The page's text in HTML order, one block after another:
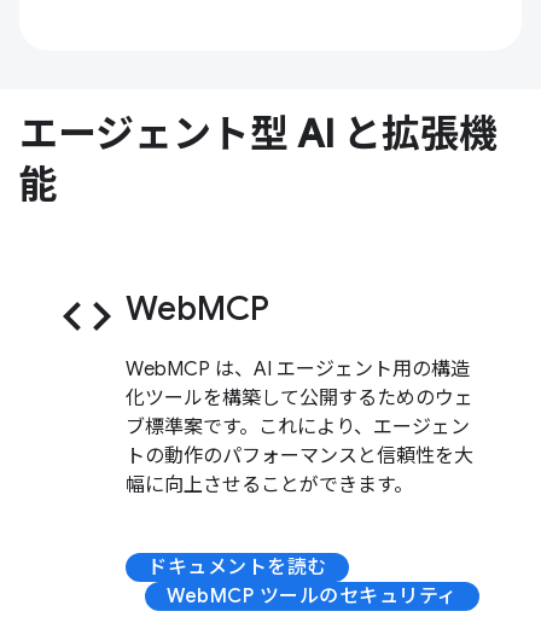
エージェント型 AI と拡張機
能
code WebMCP
WebMCP は、AI エージェント用の構造
化ツールを構築して公開するためのウェ
ブ標準案です。これにより、エージェン
トの動作のパフォーマンスと信頼性を大
幅に向上させることができます。
ドキュメントを読む
WebMCP ツールのセキュリティ